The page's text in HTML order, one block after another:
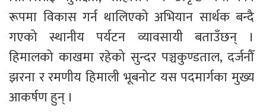
रूपमा विकास गर्न थालिएको अभियान सार्थक बन्दै
गएको स्थानीय पर्यटन व्यावसायी बताउँछन् ।
हिमालको काखमा रहेको सुन्दर पञ्चकुण्डताल, दर्जनौँ
झरना र रमणीय हिमाली भूबनोट यस पदमार्गका मुख्य
आकर्षण हुन् ।